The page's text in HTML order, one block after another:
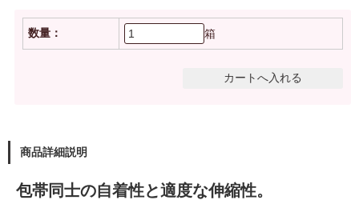
数量： 箱
商品詳細説明
包帯同士の自着性と適度な伸縮性。